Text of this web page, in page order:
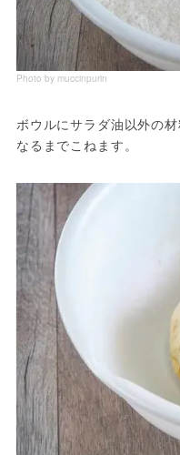
Photo by muccinpurin
ボウルにサラダ油以外の
なるまでこねます。